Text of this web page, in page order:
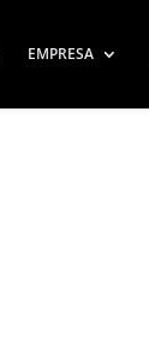
EMPRESA